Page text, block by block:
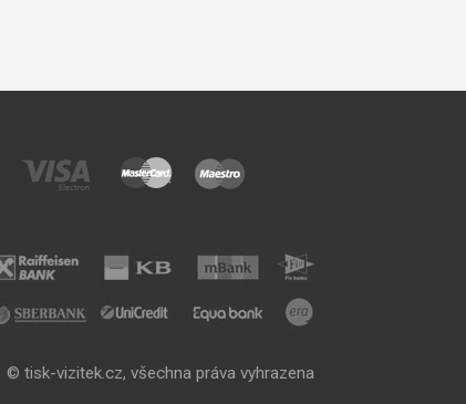
tisk-vizitek.cz, všechna práva vyhrazena